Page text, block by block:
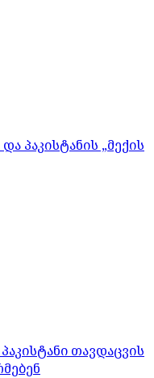
პაკისტანის „მექის
თავდაცვის